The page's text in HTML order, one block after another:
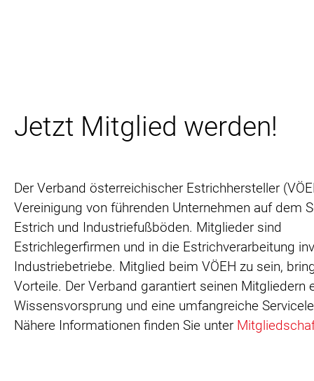
Jetzt Mitglied werden!
Der Verband österreichischer Estrichhersteller
Vereinigung von führenden Unternehmen auf dem
Estrich und Industriefußböden. Mitglieder sind
Estrichlegerfirmen und in die Estrichverarbeitung
Industriebetriebe. Mitglied beim VÖEH zu sein,
Vorteile. Der Verband garantiert seinen Mitgliedern
Wissensvorsprung und eine umfangreiche
Nähere Informationen finden Sie unter